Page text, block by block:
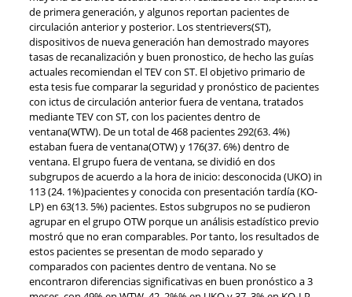
de primera generación, y algunos reportan pacientes de
circulación anterior y posterior. Los stentrievers(ST),
dispositivos de nueva generación han demostrado mayores
tasas de recanalización y buen pronostico, de hecho las guías
actuales recomiendan el TEV con ST. El objetivo primario de
esta tesis fue comparar la seguridad y pronóstico de pacientes
con ictus de circulación anterior fuera de ventana, tratados
mediante TEV con ST, con los pacientes dentro de
ventana(WTW). De un total de 468 pacientes 292(63. 4%)
estaban fuera de ventana(OTW) y 176(37. 6%) dentro de
ventana. El grupo fuera de ventana, se dividió en dos
subgrupos de acuerdo a la hora de inicio: desconocida (UKO) in
113 (24. 1%)pacientes y conocida con presentación tardía (KO-
LP) en 63(13. 5%) pacientes. Estos subgrupos no se pudieron
agrupar en el grupo OTW porque un análisis estadístico previo
mostró que no eran comparables. Por tanto, los resultados de
estos pacientes se presentan de modo separado y
comparados con pacientes dentro de ventana. No se
encontraron diferencias significativas en buen pronóstico a 3